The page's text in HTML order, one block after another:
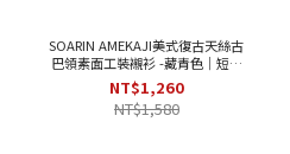
SOARIN AMEKAJI美式復古天絲古
巴領素面工裝襯衫 -藏青色｜短袖
[ 2521C393 ]
NT$1,260
NT$1,580